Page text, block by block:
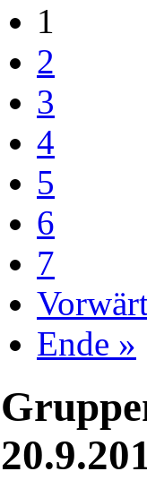
1
2
3
4
5
6
7
Ende »